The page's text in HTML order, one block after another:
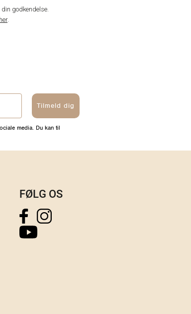
godkendelse.
.
Tilmeld dig
media. Du kan til
FØLG OS